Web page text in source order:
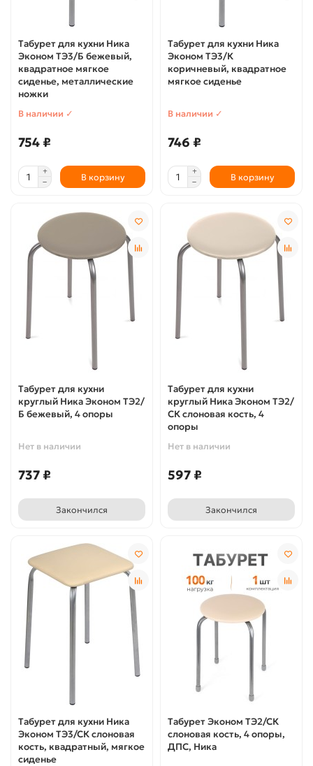
Табурет для кухни Ника
Эконом ТЭ3/Б бежевый,
квадратное мягкое
сиденье, металлические
ножки
В наличии ✓
754 ₽
В корзину
Табурет для кухни Ника
Эконом ТЭ3/К
коричневый, квадратное
мягкое сиденье
В наличии ✓
746 ₽
В корзину
Табурет для кухни
круглый Ника Эконом ТЭ2/
Б бежевый, 4 опоры
Нет в наличии
737 ₽
Закончился
Табурет для кухни
круглый Ника Эконом ТЭ2/
СК слоновая кость, 4
опоры
Нет в наличии
597 ₽
Закончился
Табурет для кухни Ника
Эконом ТЭ3/СК слоновая
кость, квадратный, мягкое
сиденье
Табурет Эконом ТЭ2/СК
слоновая кость, 4 опоры,
ДПС, Ника